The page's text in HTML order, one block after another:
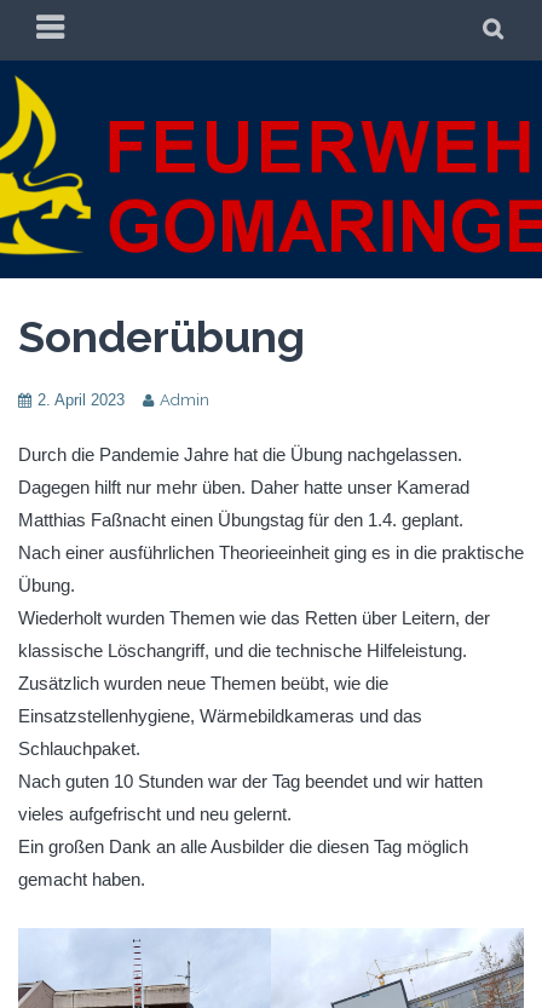
Zum
springen
PRIMÄRES
MENÜ
FREIWILLIGE
FEUERWEHR
GOMARINGEN
FREIWILLIGE FEUERWEHR GOMARINGEN
Sonderübung
2. April 2023 Admin
Durch die Pandemie Jahre hat die Übung nachgelassen.
Dagegen hilft nur mehr üben. Daher hatte unser Kamerad
Matthias Faßnacht einen Übungstag für den 1.4. geplant.
Nach einer ausführlichen Theorieeinheit ging es in die praktische
Übung.
Wiederholt wurden Themen wie das Retten über Leitern, der
klassische Löschangriff, und die technische Hilfeleistung.
Zusätzlich wurden neue Themen beübt, wie die
Einsatzstellenhygiene, Wärmebildkameras und das
Schlauchpaket.
Nach guten 10 Stunden war der Tag beendet und wir hatten
vieles aufgefrischt und neu gelernt.
Ein großen Dank an alle Ausbilder die diesen Tag möglich
gemacht haben.